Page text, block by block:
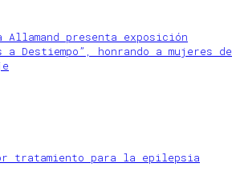
Allamand presenta exposición
a Destiempo”, honrando a mujeres de
tratamiento para la epilepsia